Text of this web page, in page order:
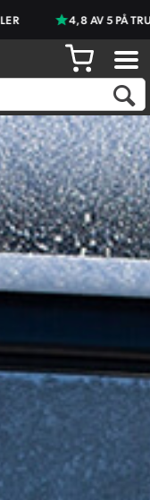
4,8 AV 5 PÅ TRUSTPILOT